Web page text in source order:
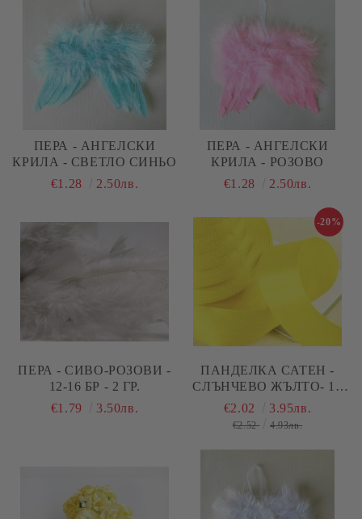
ПЕРА - АНГЕЛСКИ
КРИЛА - СВЕТЛО СИНЬО
€1.28
2.50лв.
ПЕРА - АНГЕЛСКИ
КРИЛА - РОЗОВО
€1.28
2.50лв.
ПЕРА - СИВО-РОЗОВИ -
12-16 БР - 2 ГР.
€1.79
3.50лв.
ПАНДЕЛКА САТЕН -
СЛЪНЧЕВО ЖЪЛТО- 10
М №88
-20%
€2.02 3.95лв.
€2.52 4.93лв.